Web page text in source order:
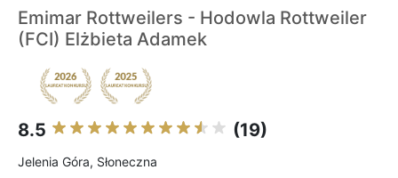
Emimar Rottweilers - Hodowla Rottweiler
(FCI) Elżbieta Adamek
8.5 (19)
Jelenia Góra, Słoneczna